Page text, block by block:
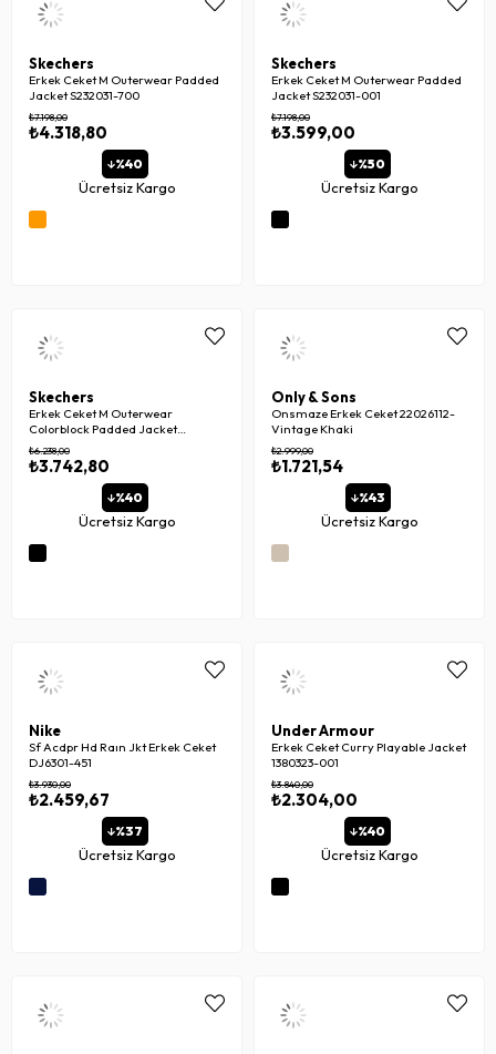
Skechers
Erkek Ceket M Outerwear Padded
Jacket S232031-700
₺4.318,80
₺7.198,00
%40
Ücretsiz Kargo
Skechers
Erkek Ceket M Outerwear Padded
Jacket S232031-001
₺3.599,00
₺7.198,00
%50
Ücretsiz Kargo
Skechers
Erkek Ceket M Outerwear
Colorblock Padded Jacket
S222069-001
₺3.742,80
₺6.238,00
%40
Ücretsiz Kargo
Only & Sons
Onsmaze Erkek Ceket 22026112-
Vintage Khaki
₺1.721,54
₺2.999,00
%43
Ücretsiz Kargo
Nike
Sf Acdpr Hd Raın Jkt Erkek Ceket
DJ6301-451
₺2.459,67
₺3.930,00
%37
Ücretsiz Kargo
Under Armour
Erkek Ceket Curry Playable Jacket
1380323-001
₺2.304,00
₺3.840,00
%40
Ücretsiz Kargo